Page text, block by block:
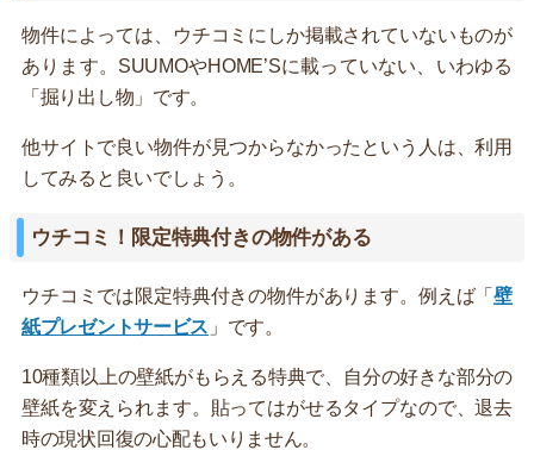
物件によっては、ウチコミにしか掲載されていないものが
あります。SUUMOやHOME’Sに載っていない、いわゆる
「掘り出し物」です。
他サイトで良い物件が見つからなかったという人は、利用
してみると良いでしょう。
ウチコミ！限定特典付きの物件がある
ウチコミでは限定特典付きの物件があります。例えば「壁
紙プレゼントサービス 」です。
10種類以上の壁紙がもらえる特典で、自分の好きな部分の
壁紙を変えられます。貼ってはがせるタイプなので、退去
時の現状回復の心配もいりません。